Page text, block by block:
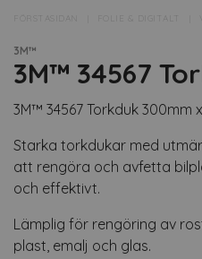
FÖRSTASIDAN FOLIE & DIGITALT
3M™
3M™ 34567
3M™ 34567 Torkduk 300mm
Starka torkdukar med
att rengöra och avfetta
och effektivt.
Lämplig för rengöring av
plast, emalj och glas.